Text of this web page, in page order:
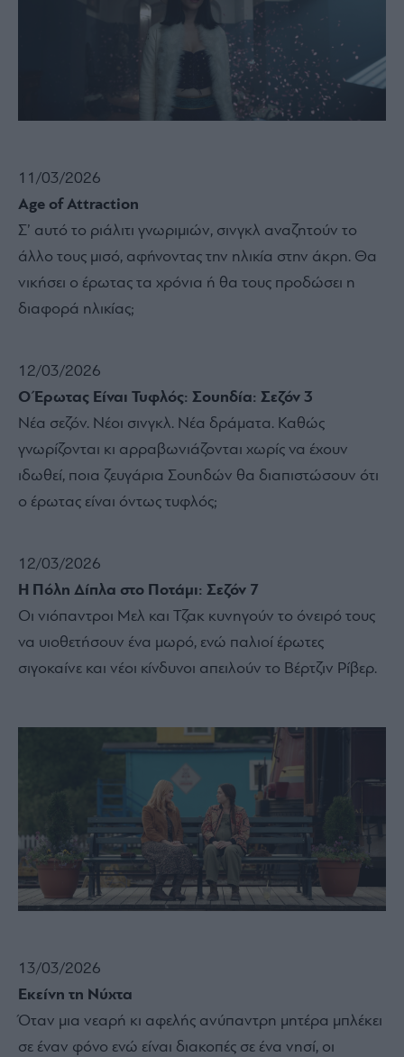
11/03/2026
Age of Attraction
Σ’ αυτό το ριάλιτι γνωριμιών, σινγκλ αναζητούν το
άλλο τους μισό, αφήνοντας την ηλικία στην άκρη. Θα
νικήσει ο έρωτας τα χρόνια ή θα τους προδώσει η
διαφορά ηλικίας;
12/03/2026
Ο Έρωτας Είναι Τυφλός: Σουηδία: Σεζόν 3
Νέα σεζόν. Νέοι σινγκλ. Νέα δράματα. Καθώς
γνωρίζονται κι αρραβωνιάζονται χωρίς να έχουν
ιδωθεί, ποια ζευγάρια Σουηδών θα διαπιστώσουν ότι
ο έρωτας είναι όντως τυφλός;
12/03/2026
Η Πόλη Δίπλα στο Ποτάμι: Σεζόν 7
Οι νιόπαντροι Μελ και Τζακ κυνηγούν το όνειρό τους
να υιοθετήσουν ένα μωρό, ενώ παλιοί έρωτες
σιγοκαίνε και νέοι κίνδυνοι απειλούν το Βέρτζιν Ρίβερ.
13/03/2026
Εκείνη τη Νύχτα
Όταν μια νεαρή κι αφελής ανύπαντρη μητέρα μπλέκει
σε έναν φόνο ενώ είναι διακοπές σε ένα νησί, οι